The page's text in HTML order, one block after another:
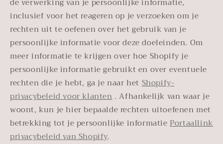
de verwerking van je persoonlijke informatie,
inclusief voor het reageren op je verzoeken om je
rechten uit te oefenen over het gebruik van je
persoonlijke informatie voor deze doeleinden. Om
meer informatie te krijgen over hoe Shopify je
persoonlijke informatie gebruikt en over eventuele
rechten die je hebt, ga je naar hetShopify-
privacybeleid voor klanten. Afhankelijk van waar je
woont, kun je hier bepaalde rechten uitoefenen met
betrekking tot je persoonlijke informatiePortaallink
privacybeleid van Shopify.